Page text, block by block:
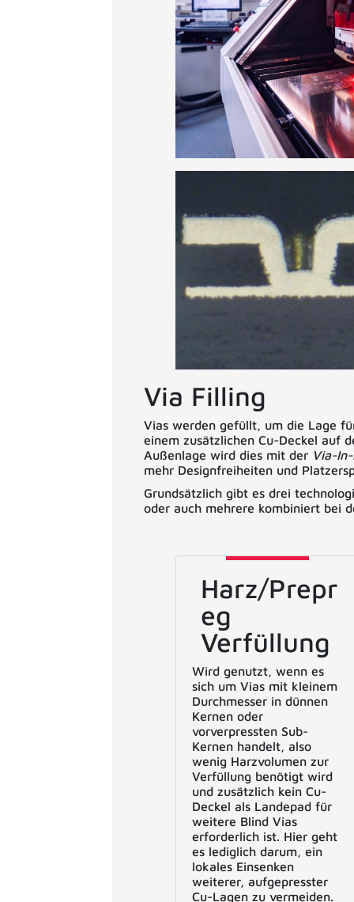
Via Filling
Vias werden gefüllt, um die Lage
einem zusätzlichen Cu-Deckel auf
Außenlage wird dies mit der Via-
mehr Designfreiheiten und
Grundsätzlich gibt es drei
oder auch mehrere kombiniert bei
Harz/Prepr
eg
Verfüllung
Wird genutzt, wenn es
sich um Vias mit kleinem
Durchmesser in dünnen
Kernen oder
vorverpressten Sub-
Kernen handelt, also
wenig Harzvolumen zur
Verfüllung benötigt wird
und zusätzlich kein Cu-
Deckel als Landepad für
weitere Blind Vias
erforderlich ist. Hier geht
es lediglich darum, ein
lokales Einsenken
weiterer, aufgepresster
Cu-Lagen zu vermeiden.